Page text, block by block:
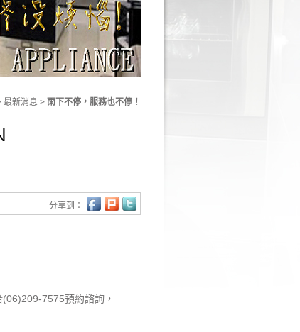
最新消息 > 雨下不停，服務也不停！
分享到：
7575預約諮詢，